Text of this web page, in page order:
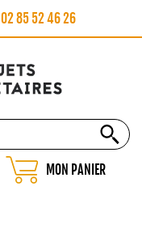
02 85 52 46 26
MON PANIER